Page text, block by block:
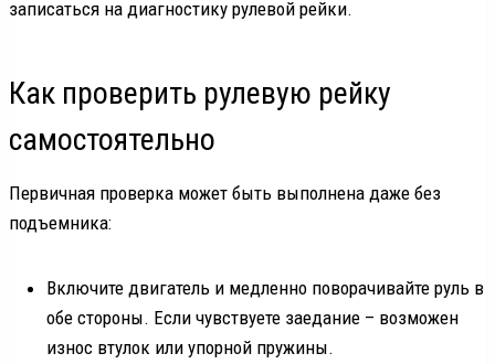
записаться на диагностику рулевой рейки.
Как проверить рулевую рейку
самостоятельно
Первичная проверка может быть выполнена даже без
подъемника:
Включите двигатель и медленно поворачивайте руль в
обе стороны. Если чувствуете заедание – возможен
износ втулок или упорной пружины.